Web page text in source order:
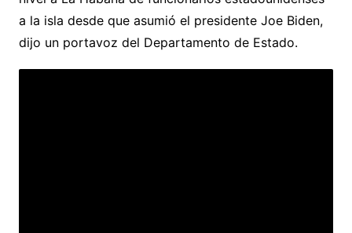
a la isla desde que asumió el presidente Joe Biden,
dijo un portavoz del Departamento de Estado.